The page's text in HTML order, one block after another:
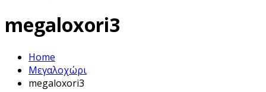
megaloxori3
Home
Μεγαλοχώρι
megaloxori3